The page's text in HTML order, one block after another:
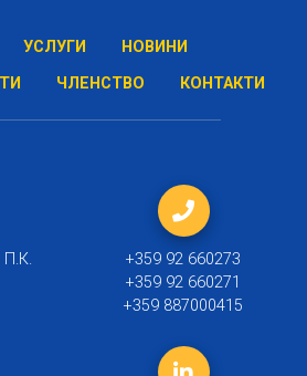
УСЛУГИ
НОВИНИ
ЧЛЕНСТВО КОНТАКТИ
П.К.
+359 92 660273
+359 92 660271
+359 887000415